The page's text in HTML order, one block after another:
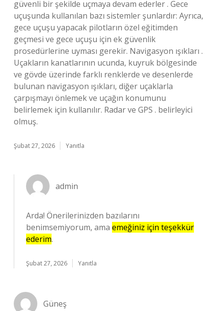
güvenli bir şekilde uçmaya devam ederler . Gece
uçuşunda kullanılan bazı sistemler şunlardır: Ayrıca,
gece uçuşu yapacak pilotların özel eğitimden
geçmesi ve gece uçuşu için ek güvenlik
prosedürlerine uyması gerekir. Navigasyon ışıkları .
Uçakların kanatlarının ucunda, kuyruk bölgesinde
ve gövde üzerinde farklı renklerde ve desenlerde
bulunan navigasyon ışıkları, diğer uçaklarla
çarpışmayı önlemek ve uçağın konumunu
belirlemek için kullanılır. Radar ve GPS . belirleyici
olmuş.
Şubat 27, 2026 Yanıtla
admin
Arda! Önerilerinizden bazılarını
benimsemiyorum, ama emeğiniz için teşekkür
ederim.
Şubat 27, 2026 Yanıtla
Güneş